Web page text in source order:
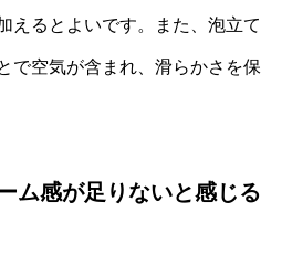
えるとよいです。また、泡立て
で空気が含まれ、滑らかさを保
ム感が足りないと感じる